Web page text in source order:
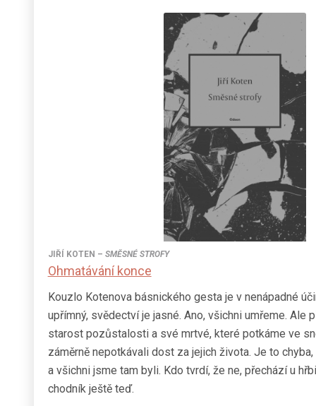
JIŘÍ KOTEN – SMĚSNÉ STROFY
Ohmatávání konce
Kouzlo Kotenova básnického gesta je v nenápadné
upřímný, svědectví je jasné. Ano, všichni umřeme. Ale
starost pozůstalosti a své mrtvé, které potkáme ve
záměrně nepotkávali dost za jejich života. Je to
a všichni jsme tam byli. Kdo tvrdí, že ne, přechází u
chodník ještě teď.